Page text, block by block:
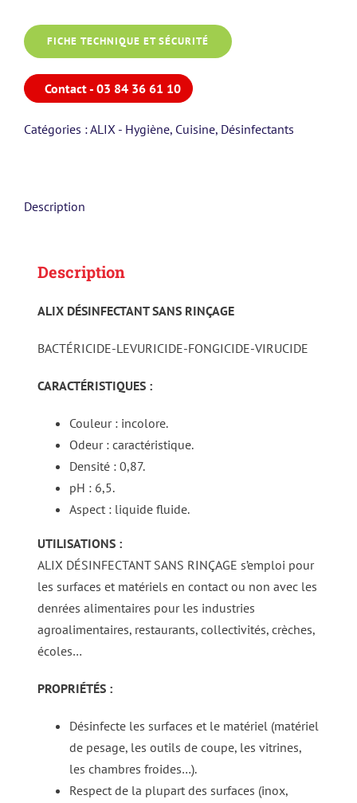
FICHE TECHNIQUE ET SÉCURITÉ
Contact - 03 84 36 61 10
Catégories :ALIX - Hygiène, Cuisine, Désinfectants
Description
Description
ALIX DÉSINFECTANT SANS RINÇAGE
BACTÉRICIDE-LEVURICIDE-FONGICIDE-VIRUCIDE
CARACTÉRISTIQUES :
Couleur : incolore.
Odeur : caractéristique.
Densité : 0,87.
pH : 6,5.
Aspect : liquide fluide.
UTILISATIONS :
ALIX DÉSINFECTANT SANS RINÇAGE s’emploi pour
les surfaces et matériels en contact ou non avec les
denrées alimentaires pour les industries
agroalimentaires, restaurants, collectivités, crèches,
écoles…
PROPRIÉTÉS :
Désinfecte les surfaces et le matériel (matériel
de pesage, les outils de coupe, les vitrines,
les chambres froides…).
Respect de la plupart des surfaces (inox,